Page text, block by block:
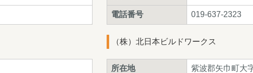
電話番号 019-637-2323
（株）北日本ビルドワークス
所在地 紫波郡矢巾町大